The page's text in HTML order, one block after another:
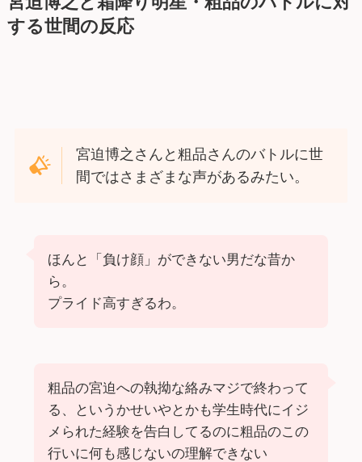
する世間の反応
宮迫博之さんと粗品さんのバトルに世
間ではさまざまな声があるみたい。
ほんと「負け顔」ができない男だな昔か
ら。
プライド高すぎるわ。
粗品の宮迫への執拗な絡みマジで終わって
る、というかせいやとかも学生時代にイジ
メられた経験を告白してるのに粗品のこの
行いに何も感じないの理解できない